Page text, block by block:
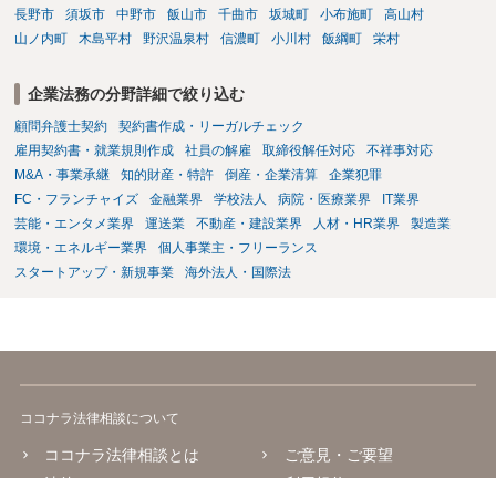
長野市
須坂市 中野市 飯山市 千曲市 坂城町 小布施町
高山村
山ノ内町
木島平村 野沢温泉村 信濃町 小川村 飯綱町 栄村
企業法務の分野詳細で絞り込む
顧問弁護士契約
契約書作成・リーガルチェック
雇用契約書・就業規則作成
社員の解雇 取締役解任対応
不祥事対応
M&A・事業承継
知的財産・特許 倒産・企業清算
企業犯罪
FC・フランチャイズ
金融業界 学校法人 病院・医療業界
IT業界
芸能・エンタメ業界
運送業 不動産・建設業界 人材・HR業界
製造業
環境・エネルギー業界
個人事業主・フリーランス
スタートアップ・新規事業
海外法人・国際法
ココナラ法律相談について
ココナラ法律相談とは
ご意見・ご要望